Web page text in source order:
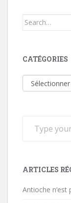
Search
CATÉGORIES
Catégories
ARTICLES
Antioche n’est